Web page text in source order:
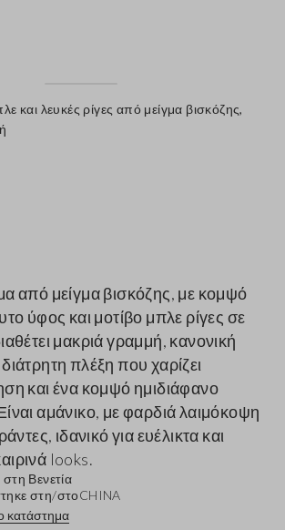
και λευκές ρίγες από μείγμα βισκόζης,
από μείγμα βισκόζης, με κομψό
ύφος και μοτίβο μπλε ρίγες σε
μακριά γραμμή, κανονική
πλέξη που χαρίζει
και ένα κομψό ημιδιάφανο
αμάνικο, με φαρδιά λαιμόκοψη
ιδανικό για ευέλικτα και
looks.
Βενετία
στη/στοCHINA
κατάστημα